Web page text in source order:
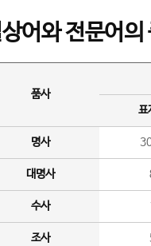
어와 전문어의
품사
표
명사
대명사
수사
조사